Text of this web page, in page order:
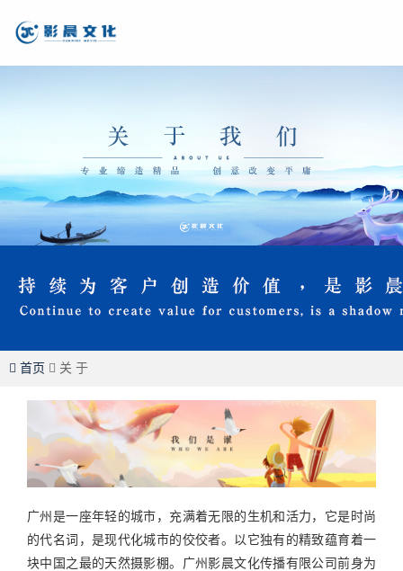
首页 关 于
广州是一座年轻的城市，充满着无限的生机和活力，它是时尚
的代名词，是现代化城市的佼佼者。以它独有的精致蕴育着一
块中国之最的天然摄影棚。广州影晨文化传播有限公司前身为